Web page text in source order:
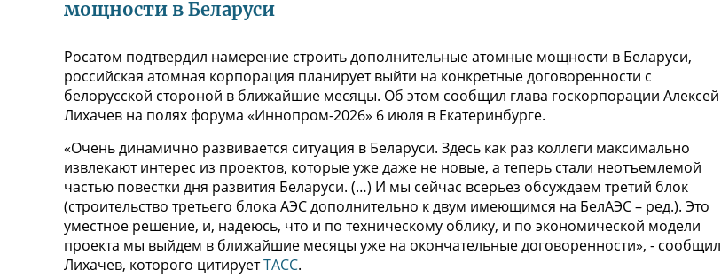
мощности в Беларуси
Росатом подтвердил намерение строить дополнительные атомные мощности в Беларуси,
российская атомная корпорация планирует выйти на конкретные договоренности с
белорусской стороной в ближайшие месяцы. Об этом сообщил глава госкорпорации Алексей
Лихачев на полях форума «Иннопром-2026» 6 июля в Екатеринбурге.
«Очень динамично развивается ситуация в Беларуси. Здесь как раз коллеги максимально
извлекают интерес из проектов, которые уже даже не новые, а теперь стали неотъемлемой
частью повестки дня развития Беларуси. (…) И мы сейчас всерьез обсуждаем третий блок
(строительство третьего блока АЭС дополнительно к двум имеющимся на БелАЭС – ред.). Это
уместное решение, и, надеюсь, что и по техническому облику, и по экономической модели
проекта мы выйдем в ближайшие месяцы уже на окончательные договоренности», - сообщил
Лихачев, которого цитируетТАСС.